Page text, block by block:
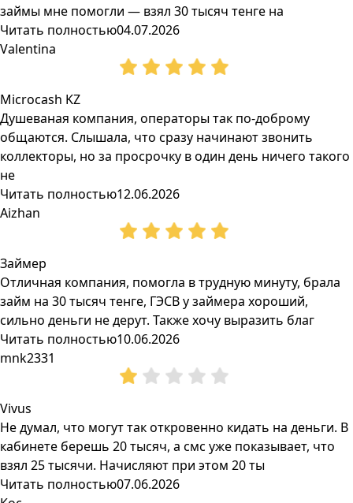
займы мне помогли — взял 30 тысяч тенге на
Читать полностью04.07.2026
Valentina
Microcash KZ
Душеваная компания, операторы так по-доброму
общаются. Слышала, что сразу начинают звонить
коллекторы, но за просрочку в один день ничего такого
не
Читать полностью12.06.2026
Aizhan
Займер
Отличная компания, помогла в трудную минуту, брала
займ на 30 тысяч тенге, ГЭСВ у займера хороший,
сильно деньги не дерут. Также хочу выразить благ
Читать полностью10.06.2026
mnk2331
Vivus
Не думал, что могут так откровенно кидать на деньги. В
кабинете берешь 20 тысяч, а смс уже показывает, что
взял 25 тысячи. Начисляют при этом 20 ты
Читать полностью07.06.2026